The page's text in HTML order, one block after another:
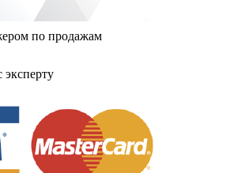
по продажам
эксперту